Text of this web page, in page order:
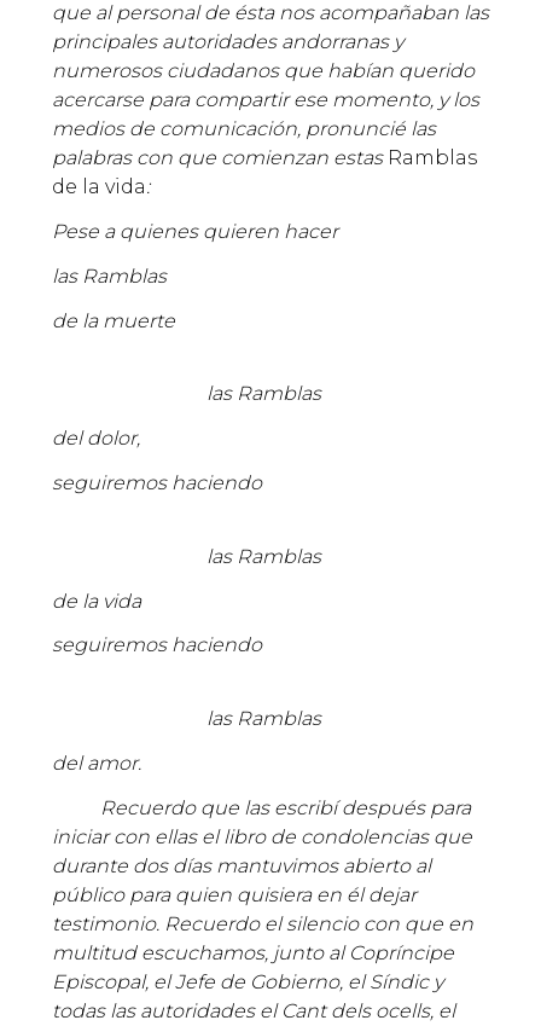
que al personal de ésta nos acompañaban las
principales autoridades andorranas y
numerosos ciudadanos que habían querido
acercarse para compartir ese momento, y los
medios de comunicación, pronuncié las
palabras con que comienzan estas Ramblas
de la vida:
Pese a quienes quieren hacer
las Ramblas
de la muerte
las Ramblas
del dolor,
seguiremos haciendo
las Ramblas
de la vida
seguiremos haciendo
las Ramblas
del amor.
Recuerdo que las escribí después para
iniciar con ellas el libro de condolencias que
durante dos días mantuvimos abierto al
público para quien quisiera en él dejar
testimonio. Recuerdo el silencio con que en
multitud escuchamos, junto al Copríncipe
Episcopal, el Jefe de Gobierno, el Síndic y
todas las autoridades el Cant dels ocells, el